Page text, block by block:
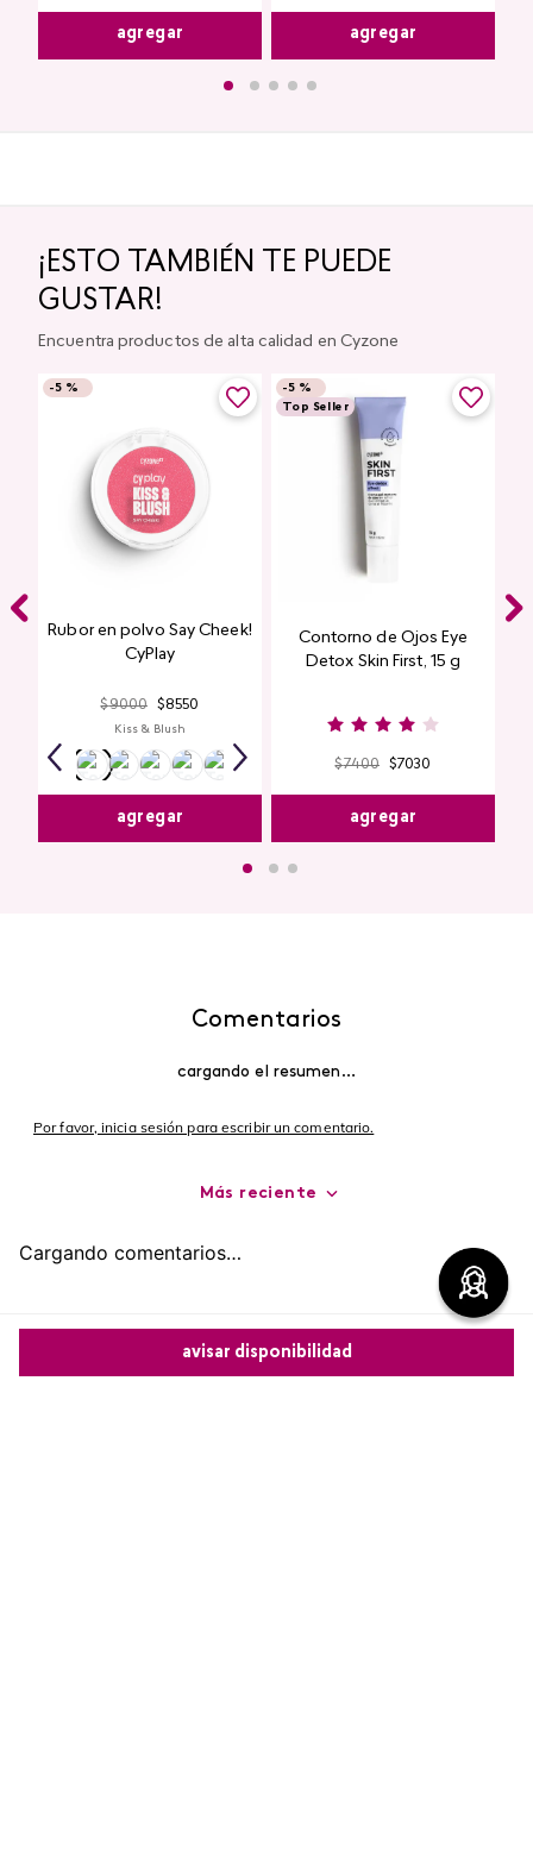
avisar disponibilidad
agregar agregar
¡ESTO TAMBIÉN TE PUEDE
GUSTAR!
Encuentra productos de alta calidad en Cyzone
-5 %
Rubor en polvo Say Cheek!
CyPlay
$9000 $8550
Kiss & Blush
agregar
-5 %
Top Seller
Contorno de Ojos Eye
Detox Skin First, 15 g
$7400 $7030
agregar
Comentarios
cargando el resumen…
Por favor, inicia sesión para escribir un comentario.
Más reciente
Cargando comentarios…